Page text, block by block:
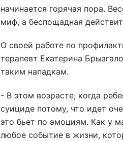
начинается горячая пора.
миф, а беспощадная
О своей работе по
терапевт Екатерина
таким нападкам.
- В этом возрасте, когда
суициде потому, что идет
это бьет по эмоциям. Как у
любое событие в жизни,